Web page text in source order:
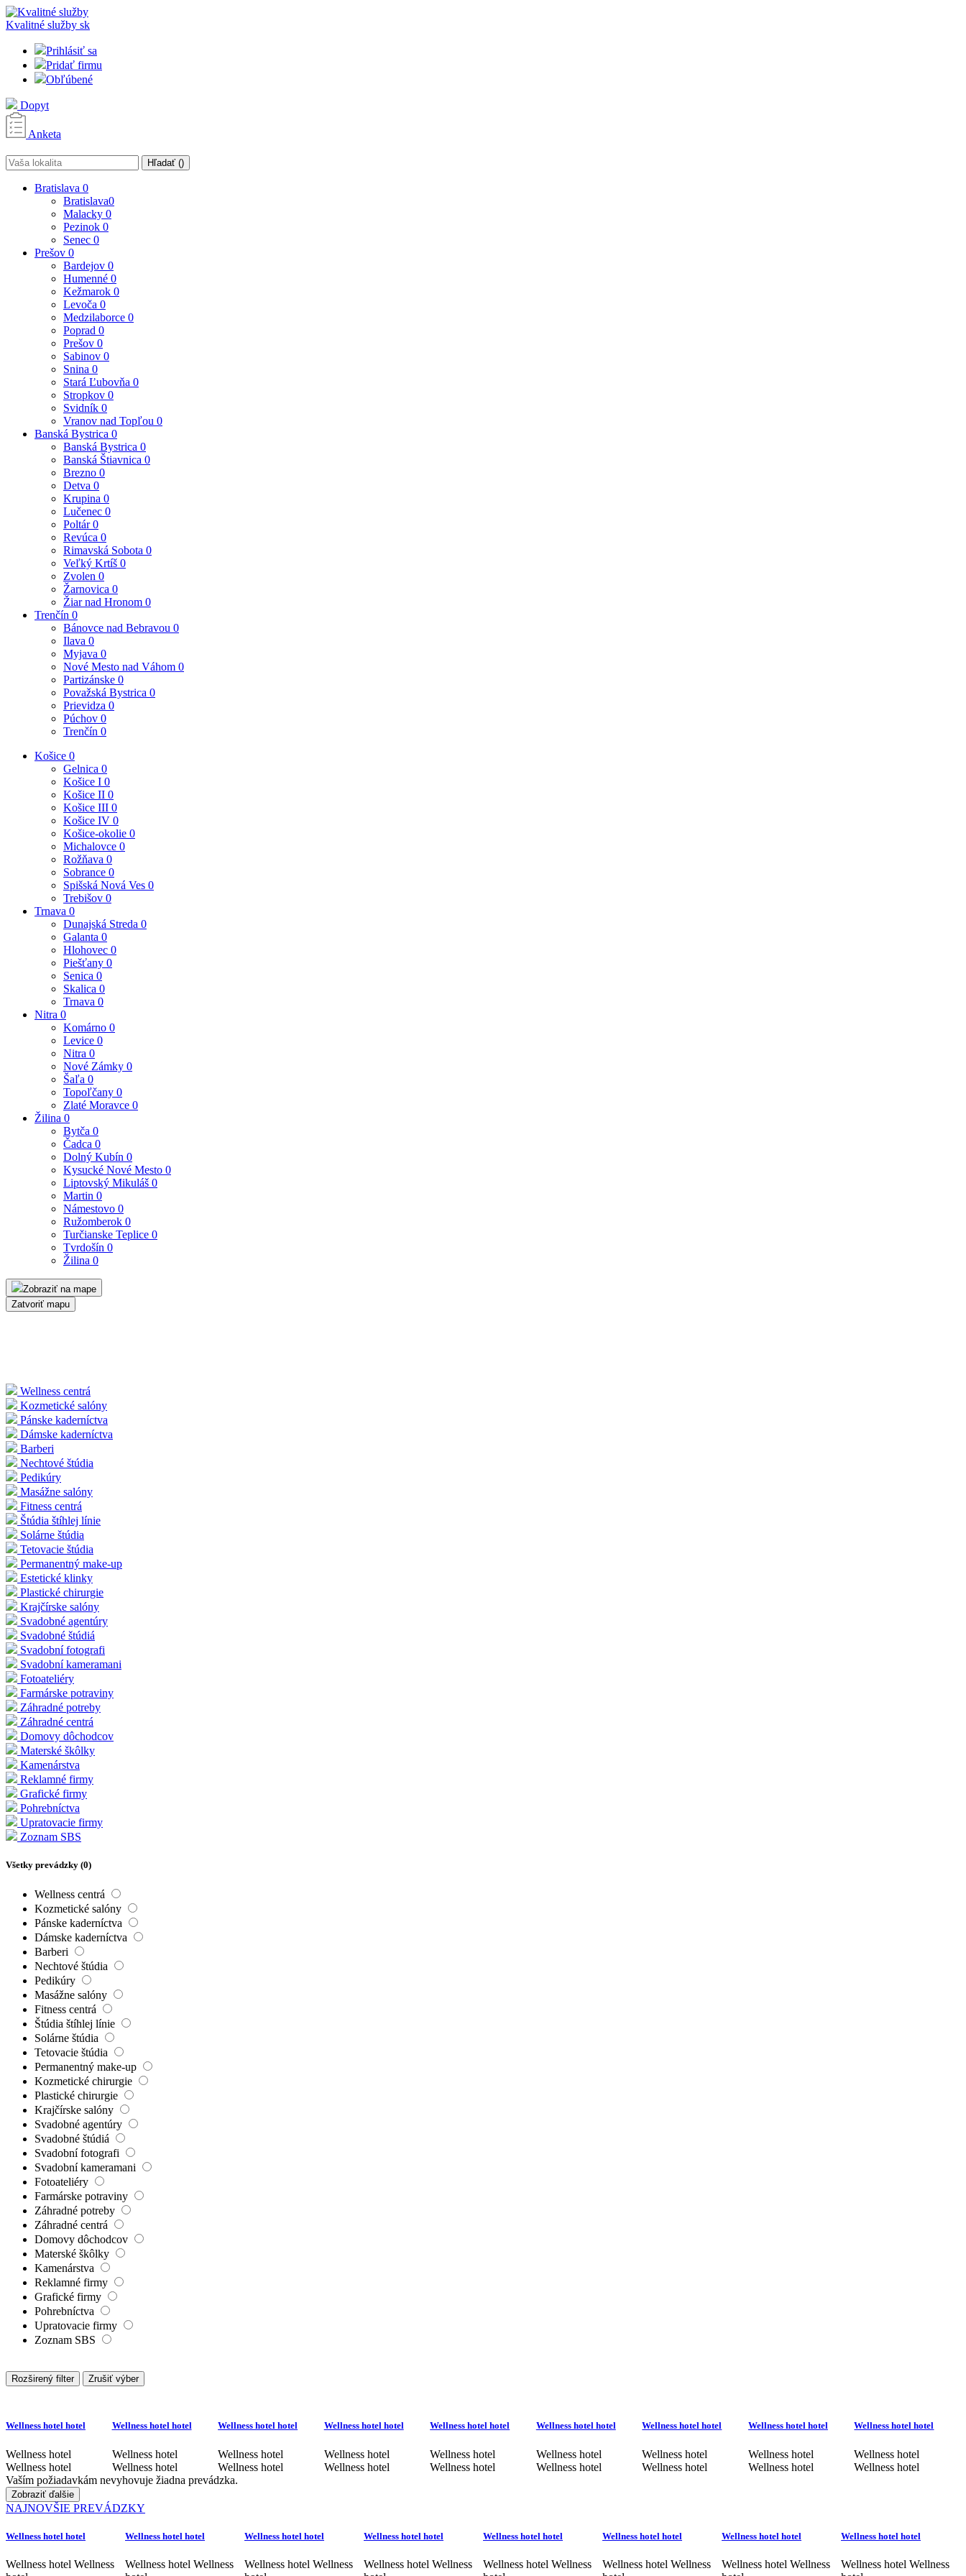
Kvalitné služby sk
Prihlásiť sa
Pridať firmu
Obľúbené
Dopyt
Anketa
Hľadať ()
Bratislava 0
Bratislava0
Malacky 0
Pezinok 0
Senec 0
Prešov 0
Bardejov 0
Humenné 0
Kežmarok 0
Levoča 0
Medzilaborce 0
Poprad 0
Prešov 0
Sabinov 0
Snina 0
Stará Ľubovňa 0
Stropkov 0
Svidník 0
Vranov nad Topľou 0
Banská Bystrica 0
Banská Bystrica 0
Banská Štiavnica 0
Brezno 0
Detva 0
Krupina 0
Lučenec 0
Poltár0
Revúca 0
Rimavská Sobota 0
Veľký Krtíš 0
Zvolen 0
Žarnovica 0
Žiar nad Hronom 0
Trenčín 0
Bánovce nad Bebravou 0
Ilava 0
Myjava 0
Nové Mesto nad Váhom 0
Partizánske 0
Považská Bystrica 0
Prievidza 0
Púchov 0
Trenčín 0
Košice 0
Gelnica 0
Košice I 0
Košice II 0
Košice III 0
Košice IV 0
Košice-okolie 0
Michalovce 0
Rožňava 0
Sobrance 0
Spišská Nová Ves 0
Trebišov 0
Trnava 0
Dunajská Streda 0
Galanta 0
Hlohovec 0
Piešťany 0
Senica 0
Skalica 0
Trnava 0
Nitra 0
Komárno 0
Levice 0
Nitra 0
Nové Zámky 0
Šaľa 0
Topoľčany 0
Zlaté Moravce 0
Žilina 0
Bytča 0
Čadca 0
Dolný Kubín 0
Kysucké Nové Mesto 0
Liptovský Mikuláš 0
Martin 0
Námestovo 0
Ružomberok 0
Turčianske Teplice 0
Tvrdošín 0
Žilina 0
Zobraziť na mape
Zatvoriť mapu
Wellness centrá
Kozmetické salóny
Pánske kaderníctva
Dámske kaderníctva
Barberi
Nechtové štúdia
Pedikúry
Masážne salóny
Fitness centrá
Štúdia štíhlej línie
Solárne štúdia
Tetovacie štúdia
Permanentný make-up
Estetické klinky
Plastické chirurgie
Krajčírske salóny
Svadobné agentúry
Svadobné štúdiá
Svadobní fotografi
Svadobní kameramani
Fotoateliéry
Farmárske potraviny
Záhradné potreby
Záhradné centrá
Domovy dôchodcov
Materské škôlky
Kamenárstva
Reklamné firmy
Grafické firmy
Pohrebníctva
Upratovacie firmy
Zoznam SBS
Všetky prevádzky (0)
Wellness centrá
Kozmetické salóny
Pánske kaderníctva
Dámske kaderníctva
Barberi
Nechtové štúdia
Pedikúry
Masážne salóny
Fitness centrá
Štúdia štíhlej línie
Solárne štúdia
Tetovacie štúdia
Permanentný make-up
Kozmetické chirurgie
Plastické chirurgie
Krajčírske salóny
Svadobné agentúry
Svadobné štúdiá
Svadobní fotografi
Svadobní kameramani
Fotoateliéry
Farmárske potraviny
Záhradné potreby
Záhradné centrá
Domovy dôchodcov
Materské škôlky
Kamenárstva
Reklamné firmy
Grafické firmy
Pohrebníctva
Upratovacie firmy
Zoznam SBS
Rozširený filter Zrušiť výber
Wellness hotel hotel
Wellness hotel
Wellness hotel
Wellness hotel hotel
Wellness hotel
Wellness hotel
Wellness hotel hotel
Wellness hotel
Wellness hotel
Wellness hotel hotel
Wellness hotel
Wellness hotel
Wellness hotel hotel
Wellness hotel
Wellness hotel
Wellness hotel hotel
Wellness hotel
Wellness hotel
Wellness hotel hotel
Wellness hotel
Wellness hotel
Wellness hotel hotel
Wellness hotel
Wellness hotel
Wellness hotel hotel
Wellness hotel
Wellness hotel
Vaším požiadavkám nevyhovuje žiadna prevádzka.
Zobraziť ďalšie
NAJNOVŠIE PREVÁDZKY
Wellness hotel hotel
Wellness hotel Wellness
Wellness hotel hotel
Wellness hotel Wellness
Wellness hotel hotel
Wellness hotel Wellness
Wellness hotel hotel
Wellness hotel Wellness
Wellness hotel hotel
Wellness hotel Wellness
Wellness hotel hotel
Wellness hotel Wellness
Wellness hotel hotel
Wellness hotel Wellness
Wellness hotel hotel
Wellness hotel Wellness